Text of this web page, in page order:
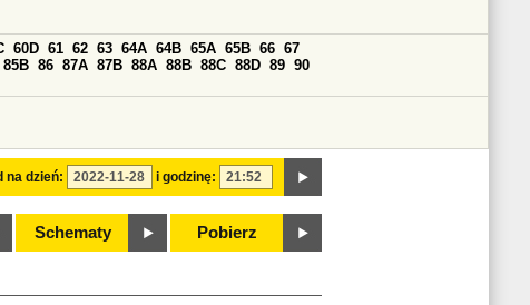
na dzień: i godzinę:
60D 61 62 63 64A 64B 65A 65B 66 67
85B 86 87A 87B 88A 88B 88C 88D 89 90
Schematy Pobierz